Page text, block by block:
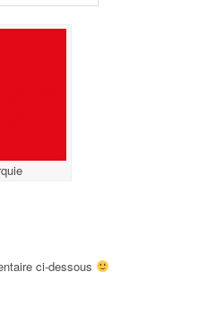
ci-dessous